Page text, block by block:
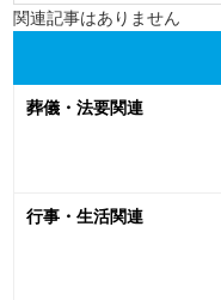
関連記事はありません
葬儀・法要関連
行事・生活関連